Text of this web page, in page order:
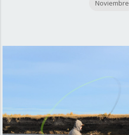
Noviembre